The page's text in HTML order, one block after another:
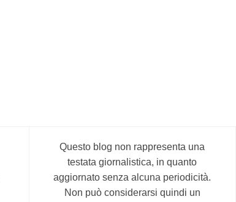
Questo blog non rappresenta una
testata giornalistica, in quanto
aggiornato senza alcuna periodicità.
Non può considerarsi quindi un